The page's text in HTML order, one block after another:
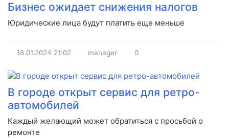
Бизнес ожидает снижения налогов
Юридические лица будут платить еще меньше
18.01.2024 21:02 manager 0
В городе открыт сервис для ретро-
автомобилей
Каждый желающий может обратиться с просьбой о
ремонте